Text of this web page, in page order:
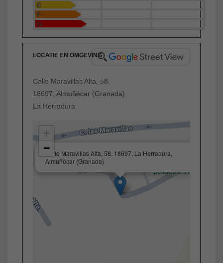
E
F
G
LOCATIE EN OMGEVING
Calle Maravillas Alta, 58.
18697, Almuñécar (Granada)
La Herradura
Calle Maravillas Alta, 58. 18697, La Herradura,
Almuñécar (Granada)
−